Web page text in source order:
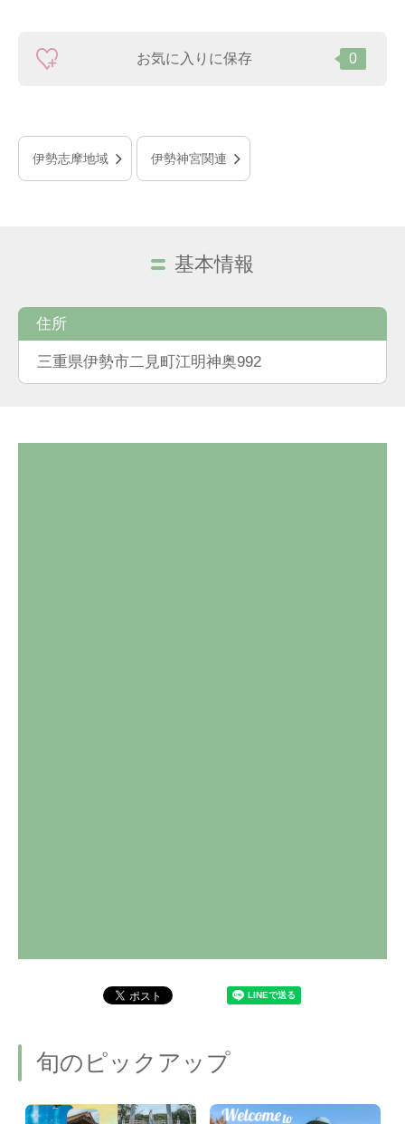
お気に入りに保存 0
伊勢志摩地域 伊勢神宮関連
基本情報
住所
三重県伊勢市二見町江明神奥992
旬のピックアップ